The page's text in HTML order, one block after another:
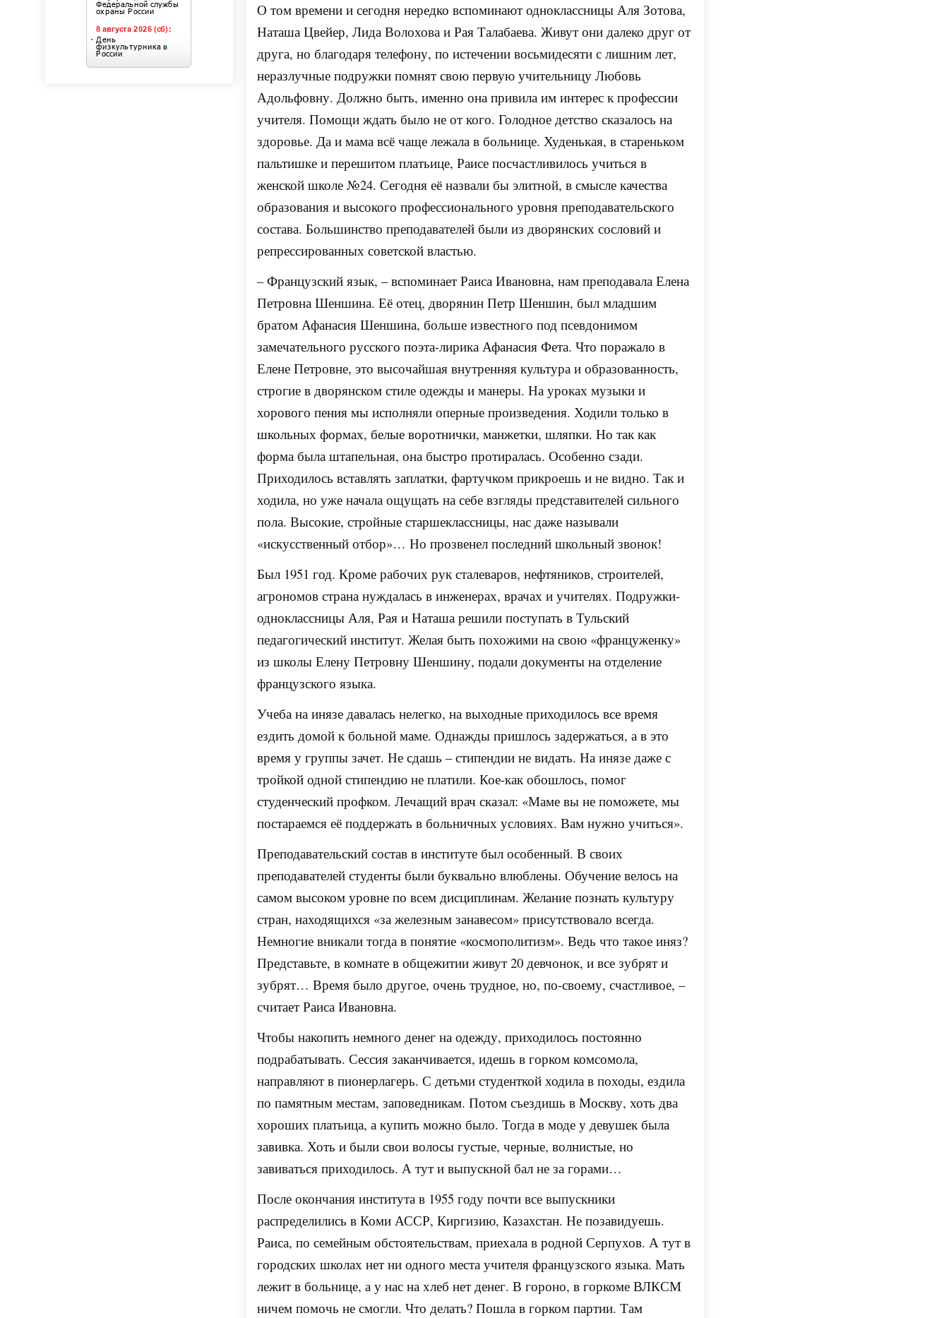
О том времени и сегодня нередко вспоминают одноклассницы Аля Зотова,
Наташа Цвейер, Лида Волохова и Рая Талабаева. Живут они далеко друг от
друга, но благодаря телефону, по истечении восьмидесяти с лишним лет,
неразлучные подружки помнят свою первую учительницу Любовь
Адольфовну. Должно быть, именно она привила им интерес к профессии
учителя. Помощи ждать было не от кого. Голодное детство сказалось на
здоровье. Да и мама всё чаще лежала в больнице. Худенькая, в стареньком
пальтишке и перешитом платьице, Раисе посчастливилось учиться в
женской школе №24. Сегодня её назвали бы элитной, в смысле качества
образования и высокого профессионального уровня преподавательского
состава. Большинство преподавателей были из дворянских сословий и
репрессированных советской властью.
– Французский язык, – вспоминает Раиса Ивановна, нам преподавала Елена
Петровна Шеншина. Её отец, дворянин Петр Шеншин, был младшим
братом Афанасия Шеншина, больше известного под псевдонимом
замечательного русского поэта-лирика Афанасия Фета. Что поражало в
Елене Петровне, это высочайшая внутренняя культура и образованность,
строгие в дворянском стиле одежды и манеры. На уроках музыки и
хорового пения мы исполняли оперные произведения. Ходили только в
школьных формах, белые воротнички, манжетки, шляпки. Но так как
форма была штапельная, она быстро протиралась. Особенно сзади.
Приходилось вставлять заплатки, фартучком прикроешь и не видно. Так и
ходила, но уже начала ощущать на себе взгляды представителей сильного
пола. Высокие, стройные старшеклассницы, нас даже называли
«искусственный отбор»… Но прозвенел последний школьный звонок!
Был 1951 год. Кроме рабочих рук сталеваров, нефтяников, строителей,
агрономов страна нуждалась в инженерах, врачах и учителях. Подружки-
одноклассницы Аля, Рая и Наташа решили поступать в Тульский
педагогический институт. Желая быть похожими на свою «француженку»
из школы Елену Петровну Шеншину, подали документы на отделение
французского языка.
Учеба на инязе давалась нелегко, на выходные приходилось все время
ездить домой к больной маме. Однажды пришлось задержаться, а в это
время у группы зачет. Не сдашь – стипендии не видать. На инязе даже с
тройкой одной стипендию не платили. Кое-как обошлось, помог
студенческий профком. Лечащий врач сказал: «Маме вы не поможете, мы
постараемся её поддержать в больничных условиях. Вам нужно учиться».
Преподавательский состав в институте был особенный. В своих
преподавателей студенты были буквально влюблены. Обучение велось на
самом высоком уровне по всем дисциплинам. Желание познать культуру
стран, находящихся «за железным занавесом» присутствовало всегда.
Немногие вникали тогда в понятие «космополитизм». Ведь что такое иняз?
Представьте, в комнате в общежитии живут 20 девчонок, и все зубрят и
зубрят… Время было другое, очень трудное, но, по-своему, счастливое, –
считает Раиса Ивановна.
Чтобы накопить немного денег на одежду, приходилось постоянно
подрабатывать. Сессия заканчивается, идешь в горком комсомола,
направляют в пионерлагерь. С детьми студенткой ходила в походы, ездила
по памятным местам, заповедникам. Потом съездишь в Москву, хоть два
хороших платьица, а купить можно было. Тогда в моде у девушек была
завивка. Хоть и были свои волосы густые, черные, волнистые, но
завиваться приходилось. А тут и выпускной бал не за горами…
После окончания института в 1955 году почти все выпускники
распределились в Коми АССР, Киргизию, Казахстан. Не позавидуешь.
Раиса, по семейным обстоятельствам, приехала в родной Серпухов. А тут в
городских школах нет ни одного места учителя французского языка. Мать
лежит в больнице, а у нас на хлеб нет денег. В гороно, в горкоме ВЛКСМ
ничем помочь не смогли. Что делать? Пошла в горком партии. Там